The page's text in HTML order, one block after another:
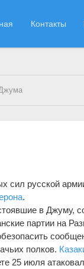
Контакты
сил русской
.
в Джуму,
партии на
полков.
25 июля